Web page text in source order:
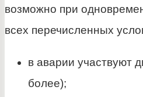
возможно при
всех перечисленных
в аварии участвуют
более);